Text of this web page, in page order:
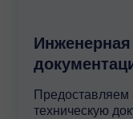
техническую